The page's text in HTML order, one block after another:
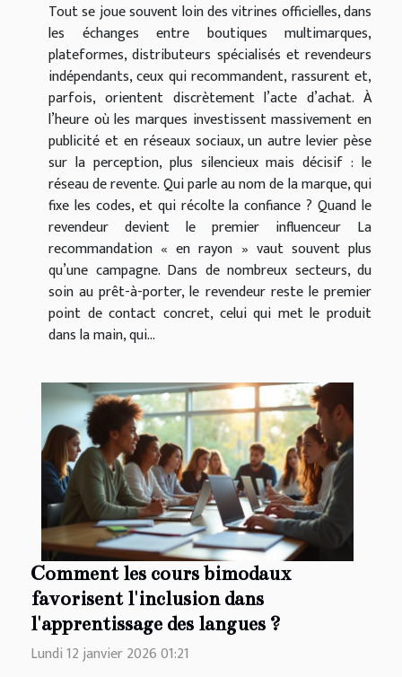
Tout se joue souvent loin des vitrines officielles, dans
les échanges entre boutiques multimarques,
plateformes, distributeurs spécialisés et revendeurs
indépendants, ceux qui recommandent, rassurent et,
parfois, orientent discrètement l’acte d’achat. À
l’heure où les marques investissent massivement en
publicité et en réseaux sociaux, un autre levier pèse
sur la perception, plus silencieux mais décisif : le
réseau de revente. Qui parle au nom de la marque, qui
fixe les codes, et qui récolte la confiance ? Quand le
revendeur devient le premier influenceur La
recommandation « en rayon » vaut souvent plus
qu’une campagne. Dans de nombreux secteurs, du
soin au prêt-à-porter, le revendeur reste le premier
point de contact concret, celui qui met le produit
dans la main, qui...
Comment les cours bimodaux
favorisent l'inclusion dans
l'apprentissage des langues ?
Lundi 12 janvier 2026 01:21